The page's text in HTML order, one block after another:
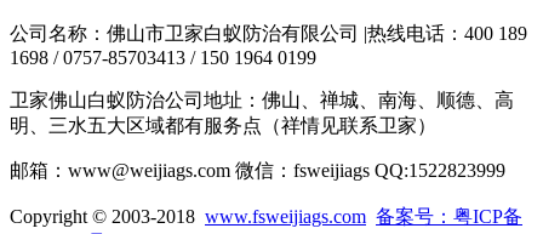
公司名称：佛山市卫家白蚁防治有限公司 |热线电话：400 189
1698 / 0757-85703413 / 150 1964 0199
卫家佛山白蚁防治公司地址：佛山、禅城、南海、顺德、高
明、三水五大区域都有服务点（祥情见联系卫家）
邮箱：www@weijiags.com 微信：fsweijiags QQ:1522823999
Copyright © 2003-2018 www.fsweijiags.com 备案号：粤ICP备